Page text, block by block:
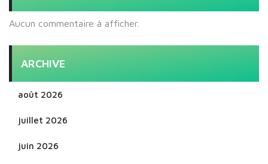
Aucun commentaire à afficher.
ARCHIVE
août 2026
juillet 2026
juin 2026